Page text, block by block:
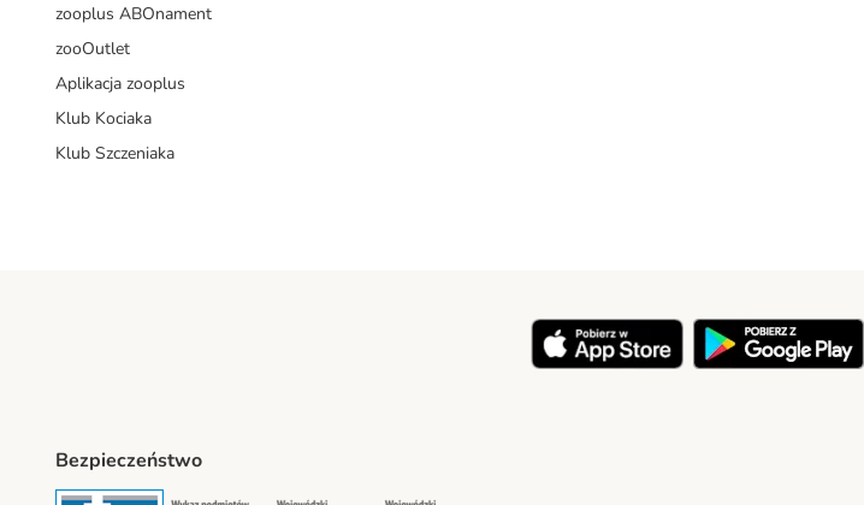
zooplus ABOnament
zooOutlet
Aplikacja zooplus
Klub Kociaka
Klub Szczeniaka
Bezpieczeństwo
Security Security Security